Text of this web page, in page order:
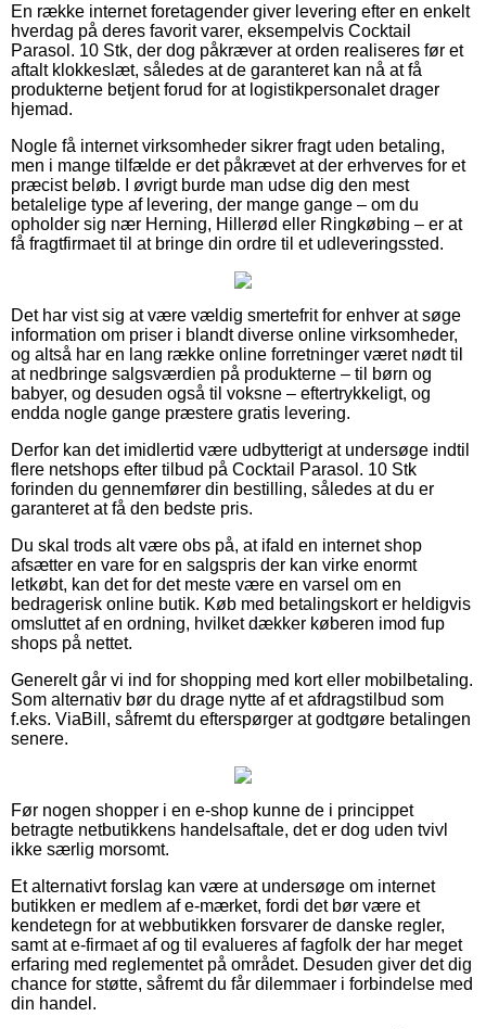
En række internet foretagender giver levering efter en enkelt
hverdag på deres favorit varer, eksempelvis Cocktail
Parasol. 10 Stk, der dog påkræver at orden realiseres før et
aftalt klokkeslæt, således at de garanteret kan nå at få
produkterne betjent forud for at logistikpersonalet drager
hjemad.
Nogle få internet virksomheder sikrer fragt uden betaling,
men i mange tilfælde er det påkrævet at der erhverves for et
præcist beløb. I øvrigt burde man udse dig den mest
betalelige type af levering, der mange gange – om du
opholder sig nær Herning, Hillerød eller Ringkøbing – er at
få fragtfirmaet til at bringe din ordre til et udleveringssted.
Det har vist sig at være vældig smertefrit for enhver at søge
information om priser i blandt diverse online virksomheder,
og altså har en lang række online forretninger været nødt til
at nedbringe salgsværdien på produkterne – til børn og
babyer, og desuden også til voksne – eftertrykkeligt, og
endda nogle gange præstere gratis levering.
Derfor kan det imidlertid være udbytterigt at undersøge indtil
flere netshops efter tilbud på Cocktail Parasol. 10 Stk
forinden du gennemfører din bestilling, således at du er
garanteret at få den bedste pris.
Du skal trods alt være obs på, at ifald en internet shop
afsætter en vare for en salgspris der kan virke enormt
letkøbt, kan det for det meste være en varsel om en
bedragerisk online butik. Køb med betalingskort er heldigvis
omsluttet af en ordning, hvilket dækker køberen imod fup
shops på nettet.
Generelt går vi ind for shopping med kort eller mobilbetaling.
Som alternativ bør du drage nytte af et afdragstilbud som
f.eks. ViaBill, såfremt du efterspørger at godtgøre betalingen
senere.
Før nogen shopper i en e-shop kunne de i princippet
betragte netbutikkens handelsaftale, det er dog uden tvivl
ikke særlig morsomt.
Et alternativt forslag kan være at undersøge om internet
butikken er medlem af e-mærket, fordi det bør være et
kendetegn for at webbutikken forsvarer de danske regler,
samt at e-firmaet af og til evalueres af fagfolk der har meget
erfaring med reglementet på området. Desuden giver det dig
chance for støtte, såfremt du får dilemmaer i forbindelse med
din handel.